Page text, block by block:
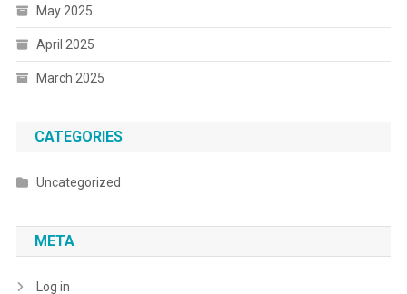
May 2025
April 2025
March 2025
CATEGORIES
Uncategorized
META
Log in